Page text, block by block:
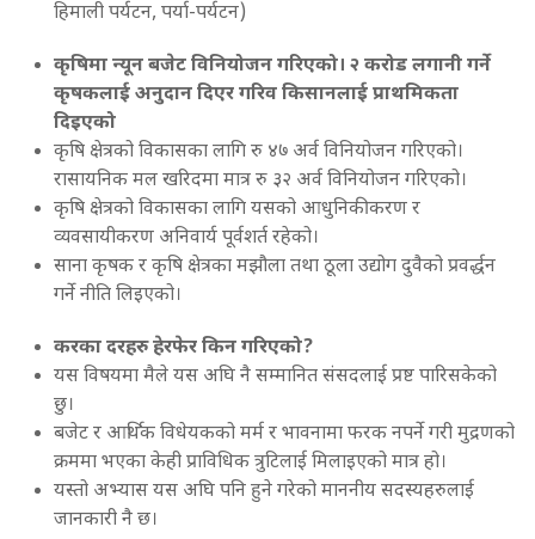
हिमाली पर्यटन, पर्या-पर्यटन)
कृषिमा न्यून बजेट विनियोजन गरिएको। २ करोड लगानी गर्ने
कृषकलाई अनुदान दिएर गरिव किसानलाई प्राथमिकता
दिइएको
कृषि क्षेत्रको विकासका लागि रु ४७ अर्व विनियोजन गरिएको।
रासायनिक मल खरिदमा मात्र रु ३२ अर्व विनियोजन गरिएको।
कृषि क्षेत्रको विकासका लागि यसको आधुनिकीकरण र
व्यवसायीकरण अनिवार्य पूर्वशर्त रहेको।
साना कृषक र कृषि क्षेत्रका मझौला तथा ठूला उद्योग दुवैको प्रवर्द्धन
गर्ने नीति लिइएको।
करका दरहरु हेरफेर किन गरिएको?
यस विषयमा मैले यस अघि नै सम्मानित स‍ंसदलाई प्रष्ट पारिसकेको
छु।
बजेट र आर्थिक विधेयकको मर्म र भावनामा फरक नपर्ने गरी मुद्रणको
क्रममा भएका केही प्राविधिक त्रुटिलाई मिलाइएको मात्र हो।
यस्तो अभ्यास यस अघि पनि हुने गरेको माननीय सदस्यहरुलाई
जानकारी नै छ।